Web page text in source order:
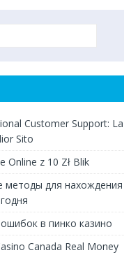
Customer Support: La
Sito
Online z 10 Zł Blik
для нахождения
в пинко казино
Canada Real Money